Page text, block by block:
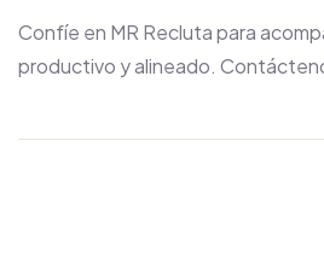
Confíe en MR Recluta para
productivo y alineado.